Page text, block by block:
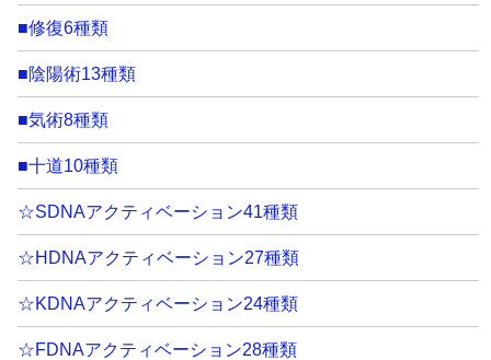
■修復6種類
■陰陽術13種類
■気術8種類
■十道10種類
☆SDNAアクティベーション41種類
☆HDNAアクティベーション27種類
☆KDNAアクティベーション24種類
☆FDNAアクティベーション28種類